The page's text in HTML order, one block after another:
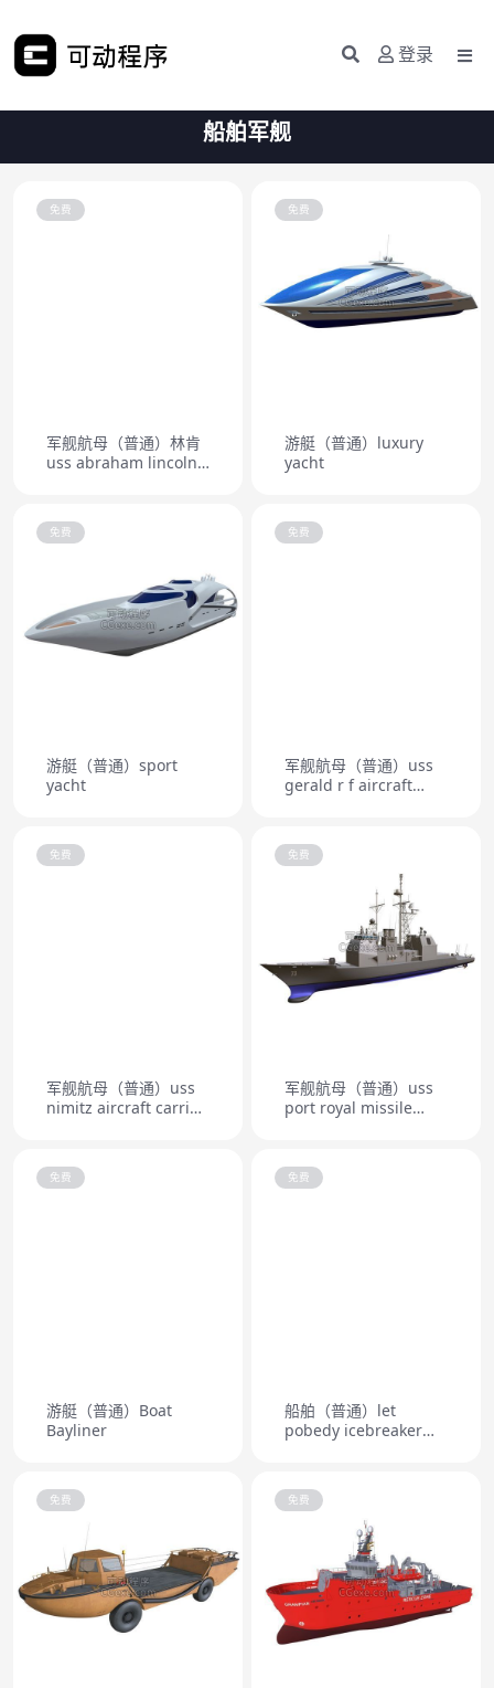
登录
船舶军舰
免费
军舰航母（普通）林肯
uss abraham lincoln
免费
游艇（普通）luxury
yacht
免费
游艇（普通）sport
yacht
免费
军舰航母（普通）uss
gerald r f aircraft
免费
军舰航母（普通）uss
nimitz aircraft carrier
免费
军舰航母（普通）uss
port royal missile
免费
游艇（普通）Boat
Bayliner
免费
船舶（普通）let
pobedy icebreaker
免费 免费